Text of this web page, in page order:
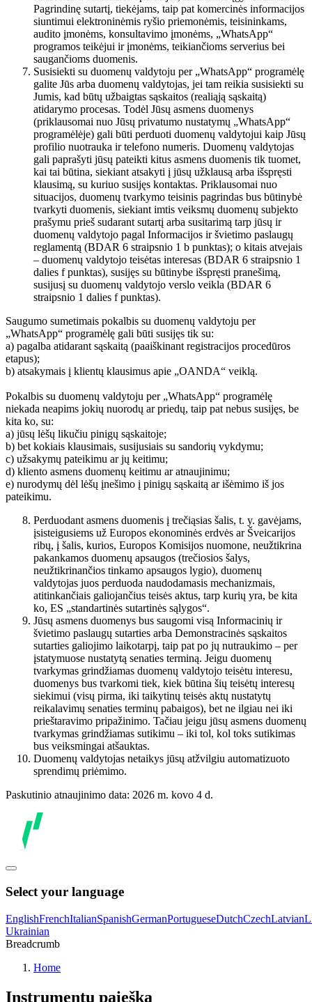
Pagrindinę sutartį, tiekėjams, taip pat komercinės informacijos
siuntimui elektroninėmis ryšio priemonėmis, teisininkams,
audito įmonėms, konsultavimo įmonėms, „WhatsApp“
programos teikėjui ir įmonėms, teikiančioms serverius bei
saugančioms duomenis.
Susisiekti su duomenų valdytoju per „WhatsApp“ programėlę
galite Jūs arba duomenų valdytojas, jei tam reikia susisiekti su
Jumis, kad būtų užbaigtas sąskaitos (realiąją sąskaitą)
atidarymo procesas. Todėl Jūsų asmens duomenys
(priklausomai nuo Jūsų privatumo nustatymų „WhatsApp“
programėlėje) gali būti perduoti duomenų valdytojui kaip Jūsų
profilio nuotrauka ir telefono numeris. Duomenų valdytojas
gali paprašyti jūsų pateikti kitus asmens duomenis tik tuomet,
kai tai būtina, siekiant atsakyti į jūsų užklausą arba išspręsti
klausimą, su kuriuo susijęs kontaktas. Priklausomai nuo
situacijos, duomenų tvarkymo teisinis pagrindas bus būtinybė
tvarkyti duomenis, siekiant imtis veiksmų duomenų subjekto
prašymu prieš sudarant sutartį arba susitarimą tarp jūsų ir
duomenų valdytojo pagal Informacijos ir švietimo paslaugų
reglamentą (BDAR 6 straipsnio 1 b punktas); o kitais atvejais
– duomenų valdytojo teisėtas interesas (BDAR 6 straipsnio 1
dalies f punktas), susijęs su būtinybe išspręsti pranešimą,
susijusį su duomenų valdytojo verslo veikla (BDAR 6
straipsnio 1 dalies f punktas).
Saugumo sumetimais pokalbis su duomenų valdytoju per
„WhatsApp“ programėlę gali būti susijęs tik su:
a) pagalba atidarant sąskaitą (paaiškinant registracijos procedūros
etapus);
b) atsakymais į klientų klausimus apie „OANDA“ veiklą.
Pokalbis su duomenų valdytoju per „WhatsApp“ programėlę
niekada neapims jokių nuorodų ar priedų, taip pat nebus susijęs, be
kita ko, su:
a) jūsų lėšų likučiu pinigų sąskaitoje;
b) bet kokiais klausimais, susijusiais su sandorių vykdymu;
c) užsakymų pateikimu ar jų keitimu;
d) kliento asmens duomenų keitimu ar atnaujinimu;
e) nurodymų dėl lėšų įnešimo į pinigų sąskaitą ar išėmimo iš jos
pateikimu.
Perduodant asmens duomenis į trečiąsias šalis, t. y. gavėjams,
įsisteigusiems už Europos ekonominės erdvės ar Šveicarijos
ribų, į šalis, kurios, Europos Komisijos nuomone, neužtikrina
pakankamos duomenų apsaugos (trečiosios šalys,
neužtikrinančios tinkamo apsaugos lygio), duomenų
valdytojas juos perduoda naudodamasis mechanizmais,
atitinkančiais galiojančius teisės aktus, tarp kurių yra, be kita
ko, ES „standartinės sutartinės sąlygos“.
Jūsų asmens duomenys bus saugomi visą Informacinių ir
švietimo paslaugų sutarties arba Demonstracinės sąskaitos
sutarties galiojimo laikotarpį, taip pat po jų nutraukimo – per
įstatymuose nustatytą senaties terminą. Jeigu duomenų
tvarkymas grindžiamas duomenų valdytojo teisėtu interesu,
duomenys bus tvarkomi tiek, kiek būtina šių teisėtų interesų
siekimui (visų pirma, iki taikytinų teisės aktų nustatytų
reikalavimų senaties terminų pabaigos), bet ne ilgiau nei iki
prieštaravimo pripažinimo. Tačiau jeigu jūsų asmens duomenų
tvarkymas grindžiamas sutikimu – iki tol, kol toks sutikimas
bus veiksmingai atšauktas.
Duomenų valdytojas netaikys jūsų atžvilgiu automatizuoto
sprendimų priėmimo.
Paskutinio atnaujinimo data: 2026 m. kovo 4 d.
Select your language
EnglishFrenchItalianSpanishGermanPortugueseDutchCzechLatvian
Ukrainian
Breadcrumb
Home
Instrumentų paieška